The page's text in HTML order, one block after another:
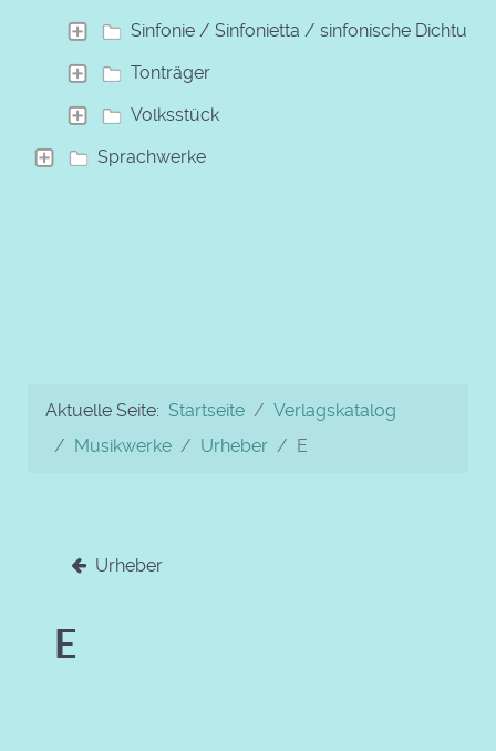
Sinfonie / Sinfonietta / sinfonische Dichtung
Tonträger
Volksstück
Sprachwerke
Aktuelle Seite: Startseite
Verlagskatalog
Musikwerke
Urheber E
Urheber
E